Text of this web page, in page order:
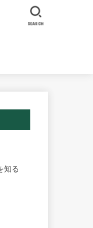
SEARCH
知る